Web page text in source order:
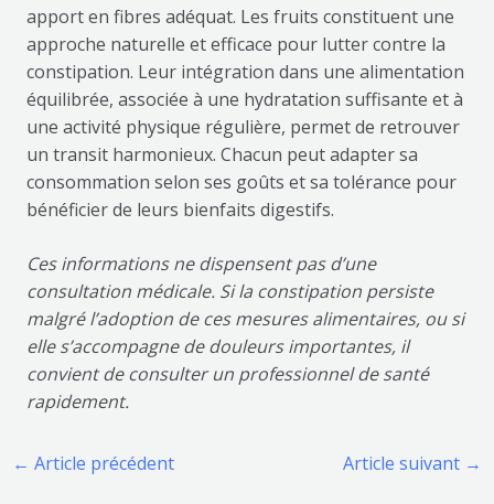
apport en fibres adéquat. Les fruits constituent une
approche naturelle et efficace pour lutter contre la
constipation. Leur intégration dans une alimentation
équilibrée, associée à une hydratation suffisante et à
une activité physique régulière, permet de retrouver
un transit harmonieux. Chacun peut adapter sa
consommation selon ses goûts et sa tolérance pour
bénéficier de leurs bienfaits digestifs.
Ces informations ne dispensent pas d’une
consultation médicale. Si la constipation persiste
malgré l’adoption de ces mesures alimentaires, ou si
elle s’accompagne de douleurs importantes, il
convient de consulter un professionnel de santé
rapidement.
← Article précédent Article suivant →